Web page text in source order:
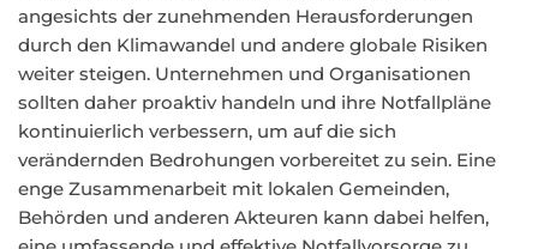
angesichts der zunehmenden Herausforderungen
durch den Klimawandel und andere globale Risiken
weiter steigen. Unternehmen und Organisationen
sollten daher proaktiv handeln und ihre Notfallpläne
kontinuierlich verbessern, um auf die sich
verändernden Bedrohungen vorbereitet zu sein. Eine
enge Zusammenarbeit mit lokalen Gemeinden,
Behörden und anderen Akteuren kann dabei helfen,